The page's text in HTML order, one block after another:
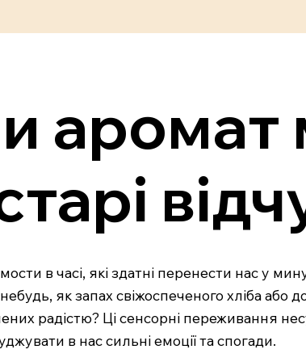
в часі, які здатні перенести нас у
як запах свіжоспеченого хліба або
радістю? Ці сенсорні переживання
в нас сильні емоції та спогади.